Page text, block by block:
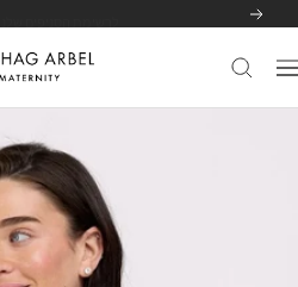
הקודם
ניווט
Avishag